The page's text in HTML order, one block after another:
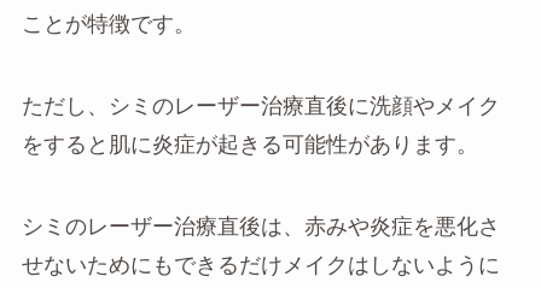
ことが特徴です。
ただし、シミのレーザー治療直後に洗顔やメイク
をすると肌に炎症が起きる可能性があります。
シミのレーザー治療直後は、赤みや炎症を悪化さ
せないためにもできるだけメイクはしないように